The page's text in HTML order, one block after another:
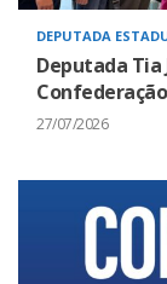
DEPUTADA
Deputada Tia
27/07/2026